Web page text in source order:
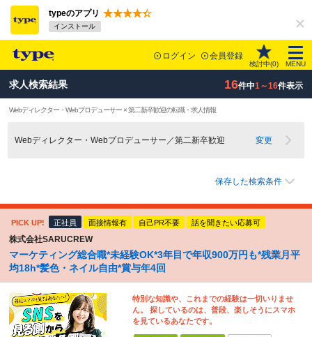
typeのアプリ
インストール
ログイン 会員登録
検討中(0) MENU
求人検索結果 16件中1～16件表示
Webディレクター・Webプロデューサー × 第二新卒歓迎の転職・求人情報
Webディレクター・Webプロデューサー／第二新卒歓迎 変更
保存した検索条件
PICK UP! 正社員 面接情報有 自己PR不要 話を聞きたい応募可
株式会社SARUCREW
マーケティング総合職*未経験OK*3年目で年収900万円も*残業月平
均18h*髪色・ネイル自由*賞与年4回
特別な知識や、これまでの経験は一切いりませ
ん。 探しているのは、普段、楽しそうにスマホ
を見ているあなたです。